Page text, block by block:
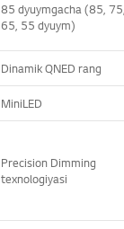
85 dyuymgacha (85,
65, 55 dyuym)
Dinamik QNED rang
MiniLED
Precision Dimming
texnologiyasi